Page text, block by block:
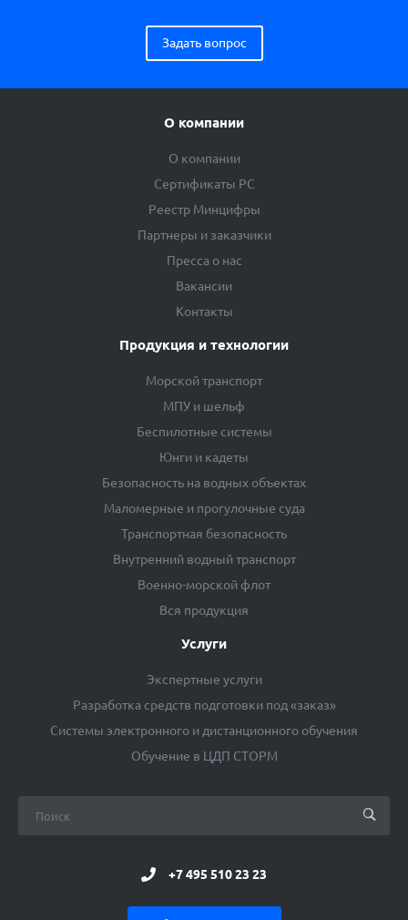
Задать вопрос
О компании
О компании
Сертификаты РС
Реестр Минцифры
Партнеры и заказчики
Пресса о нас
Вакансии
Контакты
Продукция и технологии
Морской транспорт
МПУ и шельф
Беспилотные системы
Юнги и кадеты
Безопасность на водных объектах
Маломерные и прогулочные суда
Транспортная безопасность
Внутренний водный транспорт
Военно-морской флот
Вся продукция
Услуги
Экспертные услуги
Разработка средств подготовки под «заказ»
Системы электронного и дистанционного обучения
Обучение в ЦДП СТОРМ
+7 495 510 23 23